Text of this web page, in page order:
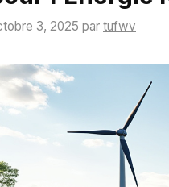
3, 2025 par tufwv